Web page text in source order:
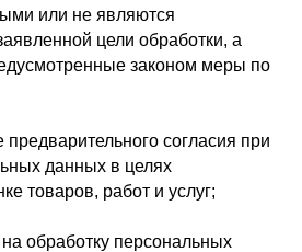
или не являются
цели обработки, а
законом меры по
согласия при
данных в целях
товаров, работ и услуг;
обработку персональных